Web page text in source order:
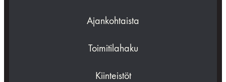
Ajankohtaista
Toimitilahaku
Kiinteistöt